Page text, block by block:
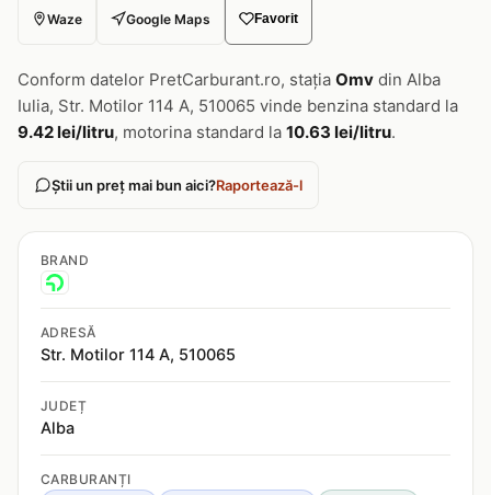
Waze Google Maps Favorit
Conform datelor PretCarburant.ro, stația Omv din Alba
Iulia, Str. Motilor 114 A, 510065 vinde benzina standard la
9.42 lei/litru, motorina standard la 10.63 lei/litru.
Știi un preț mai bun aici?Raportează-l
BRAND
ADRESĂ
Str. Motilor 114 A, 510065
JUDEȚ
Alba
CARBURANȚI